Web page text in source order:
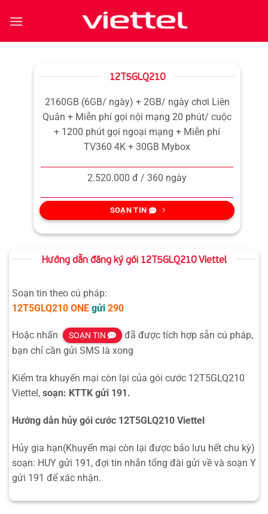
qua
12T5GLQ210
2160GB (6GB/ ngày) + 2GB/ ngày chơi Liên
Quân + Miễn phí gọi nội mạng 20 phút/ cuộc
+ 1200 phút gọi ngoại mạng + Miễn phí
TV360 4K + 30GB Mybox
2.520.000 đ / 360 ngày
SOẠN TIN
Hướng dẫn đăng ký gói 12T5GLQ210 Viettel
Soạn tin theo cú pháp:
12T5GLQ210 ONE gửi 290
Hoặc nhấn SOẠN TIN
đã được tích hợp sẵn cú pháp,
bạn chỉ cần gửi SMS là xong
Kiểm tra khuyến mại còn lại của gói cước 12T5GLQ210
Viettel, soạn: KTTK gửi 191.
Hướng dẫn hủy gói cước 12T5GLQ210 Viettel
Hủy gia hạn(Khuyến mại còn lại được bảo lưu hết chu kỳ)
soạn: HUY gửi 191, đợi tin nhắn tổng đài gửi về và soạn Y
gửi 191 để xác nhận.